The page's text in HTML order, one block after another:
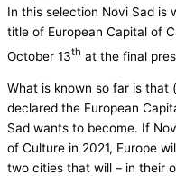
In this selection Novi Sad is
title of European Capital of
October 13th at the final
What is known so far is that
declared the European
Sad wants to become. If
of Culture in 2021, Europe
two cities that will – in their